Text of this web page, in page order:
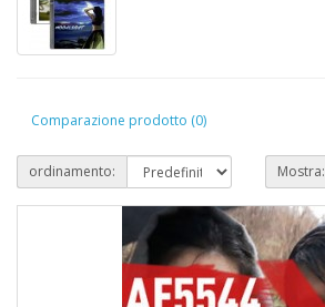
Comparazione prodotto (0)
ordinamento: Mostra: